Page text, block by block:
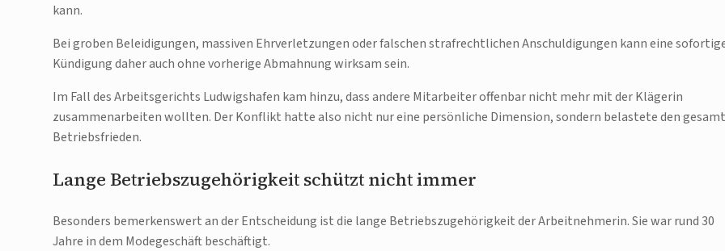
kann.
Bei groben Beleidigungen, massiven Ehrverletzungen oder falschen strafrechtlichen Anschuldigungen kann eine
Kündigung daher auch ohne vorherige Abmahnung wirksam sein.
Im Fall des Arbeitsgerichts Ludwigshafen kam hinzu, dass andere Mitarbeiter offenbar nicht mehr mit der Klägerin
zusammenarbeiten wollten. Der Konflikt hatte also nicht nur eine persönliche Dimension, sondern belastete den
Betriebsfrieden.
Lange Betriebszugehörigkeit schützt nicht immer
Besonders bemerkenswert an der Entscheidung ist die lange Betriebszugehörigkeit der Arbeitnehmerin. Sie war rund 30
Jahre in dem Modegeschäft beschäftigt.